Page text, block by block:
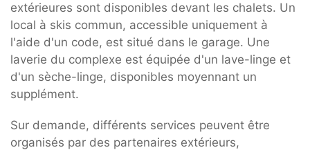
extérieures sont disponibles devant les chalets. Un
local à skis commun, accessible uniquement à
l'aide d'un code, est situé dans le garage. Une
laverie du complexe est équipée d'un lave-linge et
d'un sèche-linge, disponibles moyennant un
supplément.
Sur demande, différents services peuvent être
organisés par des partenaires extérieurs,